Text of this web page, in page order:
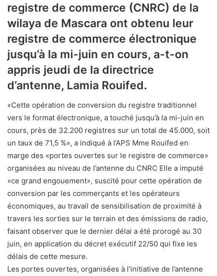
registre de commerce (CNRC) de la
wilaya de Mascara ont obtenu leur
registre de commerce électronique
jusqu’à la mi-juin en cours, a-t-on
appris jeudi de la directrice
d’antenne, Lamia Rouifed.
«Cette opération de conversion du registre traditionnel
vers le format électronique, a touché jusqu’à la mi-juin en
cours, près de 32.200 registres sur un total de 45.000, soit
un taux de 71,5 %», a indiqué à l’APS Mme Rouifed en
marge des «portes ouvertes sur le registre de commerce»
organisées au niveau de l’antenne du CNRC Elle a imputé
«ce grand engouement», suscité pour cette opération de
conversion par les commerçants et les opérateurs
économiques, au travail de sensibilisation de proximité à
travers les sorties sur le terrain et des émissions de radio,
faisant observer que le dernier délai a été prorogé au 30
juin, en application du décret exécutif 22/50 qui fixe les
délais de cette mesure.
Les portes ouvertes, organisées à l’initiative de l’antenne